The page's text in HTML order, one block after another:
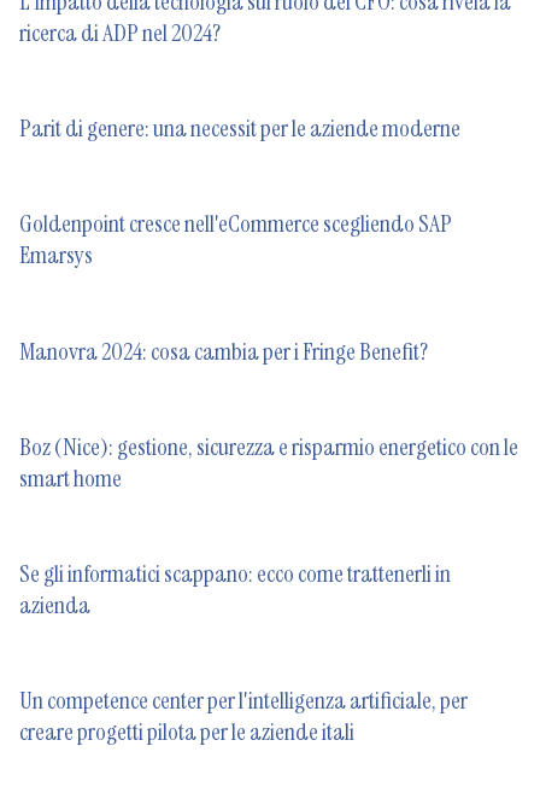
ricerca di ADP nel 2024?
Parit di genere: una necessit per le aziende moderne
Goldenpoint cresce nell'eCommerce scegliendo SAP
Emarsys
Manovra 2024: cosa cambia per i Fringe Benefit?
Boz (Nice): gestione, sicurezza e risparmio energetico con le
smart home
Se gli informatici scappano: ecco come trattenerli in
azienda
Un competence center per l'intelligenza artificiale, per
creare progetti pilota per le aziende itali